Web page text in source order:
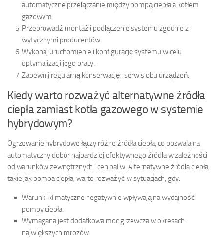
automatyczne przełączanie między pompą ciepła a kotłem
gazowym.
Przeprowadź montaż i podłączenie systemu zgodnie z
wytycznymi producentów.
Wykonaj uruchomienie i konfigurację systemu w celu
optymalizacji jego pracy.
Zapewnij regularną konserwację i serwis obu urządzeń.
Kiedy warto rozważyć alternatywne źródła
ciepła zamiast kotła gazowego w systemie
hybrydowym?
Ogrzewanie hybrydowe łączy różne źródła ciepła, co pozwala na
automatyczny dobór najbardziej efektywnego źródła w zależności
od warunków zewnętrznych i cen paliw. Alternatywne źródła ciepła,
takie jak pompa ciepła, warto rozważyć w sytuacjach, gdy:
Warunki klimatyczne negatywnie wpływają na wydajność
pompy ciepła.
Wymagana jest dodatkowa moc grzewcza w okresach
największych mrozów.